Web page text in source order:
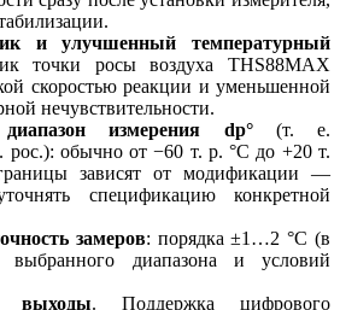
и улучшенный температурный
точки росы воздуха THS88MAX
скоростью реакции и уменьшенной
нечувствительности.
измерения dp°(т. е.
рос.): обычно от −60 т. р. °C до +20 т.
зависят от модификации —
спецификацию конкретной
замеров: порядка ±1…2 °C (в
выбранного диапазона и условий
выходы. Поддержка цифрового